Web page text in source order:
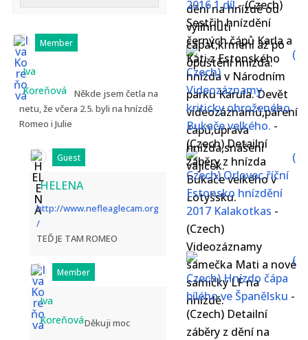
dění na hnízdě od
vylíhnutí
čápat,krmení až po
opuštění hnízda.
2016 1.díl-(Czech)
Sestřih hnízdění
černých čápů Karla a
Kati z Estonského
hnízda v Národním
parku Karula. Devět
videozáznamů,páření
čápů,úprava
hnízda,snášení
vajíček.
(
Czech)
Videozáznamy
kriticky ohroženého
Bukače velkého. -
(Czech) Detailní
záběry z hnízda
Bukače velkého v
Lotyšsku.
(
Czech) Orlovec říční
Estonsko hnízdění
2017 Kalakotkas -
(Czech)
Videozáznamy
samečka Mati a nové
samičky LF na
hnízdě.
(
Czech) Hnízdo čápa
bílého ve Španělsku -
(Czech) Detailní
záběry z dění na
Member
Iva
Koreňová
Někde jsem četla na
netu, že včera 2.5. byli na hnízdě
Romeo i Julie
Guest
HELENA
http://www.nefleaglecam.org
/
TEĎ JE TAM ROMEO
Member
Iva
KoreňováDěkuji moc